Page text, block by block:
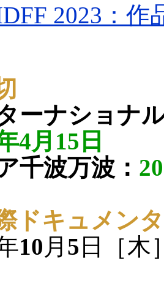
2023：作
ーナショナ
4月15日
千波万波：
ドキュメン
10 月 5 日［木